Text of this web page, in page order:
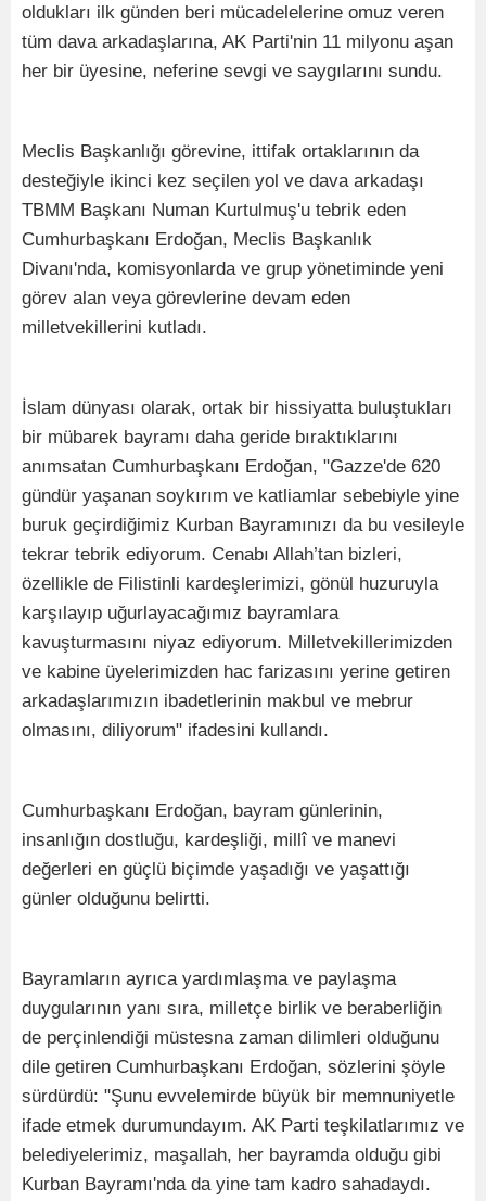
oldukları ilk günden beri mücadelelerine omuz veren
tüm dava arkadaşlarına, AK Parti'nin 11 milyonu aşan
her bir üyesine, neferine sevgi ve saygılarını sundu.
Meclis Başkanlığı görevine, ittifak ortaklarının da
desteğiyle ikinci kez seçilen yol ve dava arkadaşı
TBMM Başkanı Numan Kurtulmuş'u tebrik eden
Cumhurbaşkanı Erdoğan, Meclis Başkanlık
Divanı'nda, komisyonlarda ve grup yönetiminde yeni
görev alan veya görevlerine devam eden
milletvekillerini kutladı.
İslam dünyası olarak, ortak bir hissiyatta buluştukları
bir mübarek bayramı daha geride bıraktıklarını
anımsatan Cumhurbaşkanı Erdoğan, "Gazze'de 620
gündür yaşanan soykırım ve katliamlar sebebiyle yine
buruk geçirdiğimiz Kurban Bayramınızı da bu vesileyle
tekrar tebrik ediyorum. Cenabı Allah’tan bizleri,
özellikle de Filistinli kardeşlerimizi, gönül huzuruyla
karşılayıp uğurlayacağımız bayramlara
kavuşturmasını niyaz ediyorum. Milletvekillerimizden
ve kabine üyelerimizden hac farizasını yerine getiren
arkadaşlarımızın ibadetlerinin makbul ve mebrur
olmasını, diliyorum" ifadesini kullandı.
Cumhurbaşkanı Erdoğan, bayram günlerinin,
insanlığın dostluğu, kardeşliği, millî ve manevi
değerleri en güçlü biçimde yaşadığı ve yaşattığı
günler olduğunu belirtti.
Bayramların ayrıca yardımlaşma ve paylaşma
duygularının yanı sıra, milletçe birlik ve beraberliğin
de perçinlendiği müstesna zaman dilimleri olduğunu
dile getiren Cumhurbaşkanı Erdoğan, sözlerini şöyle
sürdürdü: "Şunu evvelemirde büyük bir memnuniyetle
ifade etmek durumundayım. AK Parti teşkilatlarımız ve
belediyelerimiz, maşallah, her bayramda olduğu gibi
Kurban Bayramı'nda da yine tam kadro sahadaydı.